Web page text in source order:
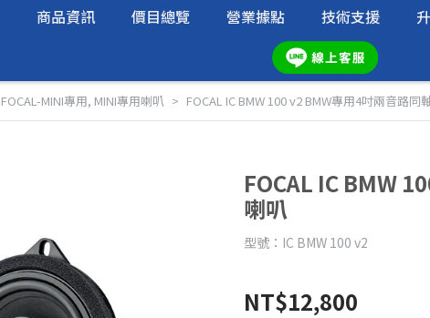
商品資訊 價目總覽 營業據點 技術支援
FOCAL-MINI專用, MINI專用喇叭 FOCAL IC BMW 100 v2 BMW專用4吋兩音路同
FOCAL IC BMW
喇叭
型號：IC BMW 100 v2
NT$12,800